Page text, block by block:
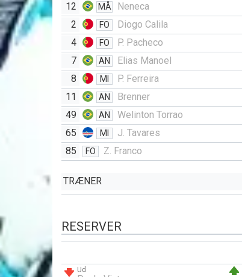
12
MÅ
Neneca
2
FO Diogo Calila
4 FO
P. Pacheco
7
AN Elias Manoel
8 MI P. Ferreira
11 AN Brenner
49 AN Welinton Torrao
65 MI
J. Tavares
85
FO Z. Franco
TRÆNER
RESERVER
Ud